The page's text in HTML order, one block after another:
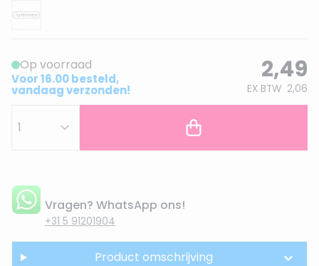
Op voorraad
Voor 16.00 besteld,
vandaag verzonden!
2,49
EX BTW 2,06
Vragen? WhatsApp ons!
+31 5 91201904
Product omschrijving